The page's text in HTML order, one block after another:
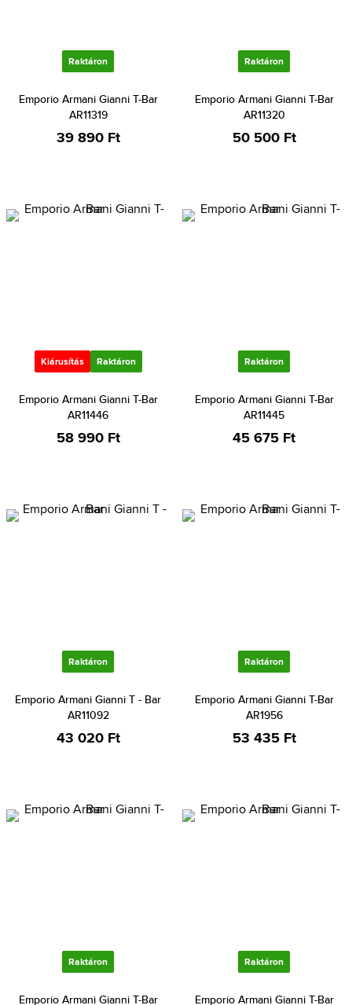
Raktáron
Emporio Armani Gianni T-Bar
AR11319
39 890 Ft
Raktáron
Emporio Armani Gianni T-Bar
AR11320
50 500 Ft
Kiárusítás Raktáron
Emporio Armani Gianni T-Bar
AR11446
58 990 Ft
Raktáron
Emporio Armani Gianni T-Bar
AR11445
45 675 Ft
Raktáron
Emporio Armani Gianni T - Bar
AR11092
43 020 Ft
Raktáron
Emporio Armani Gianni T-Bar
AR1956
53 435 Ft
Raktáron
Emporio Armani Gianni T-Bar
Raktáron
Emporio Armani Gianni T-Bar